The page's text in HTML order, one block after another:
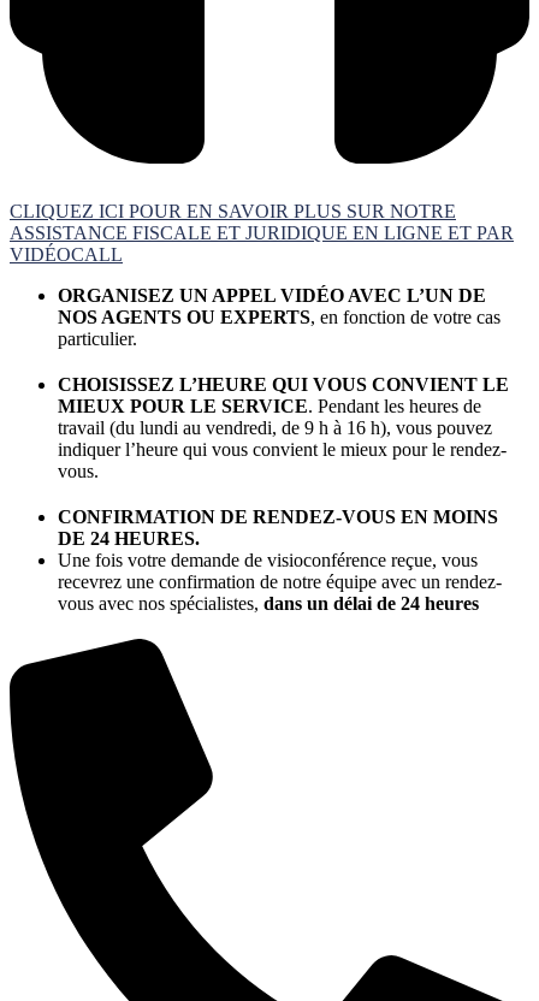
CLIQUEZ ICI POUR EN SAVOIR PLUS SUR NOTRE
ASSISTANCE FISCALE ET JURIDIQUE EN LIGNE ET PAR
VIDÉOCALL
ORGANISEZ UN APPEL VIDÉO AVEC L’UN DE
NOS AGENTS OU EXPERTS, en fonction de votre cas
particulier.
CHOISISSEZ L’HEURE QUI VOUS CONVIENT LE
MIEUX POUR LE SERVICE. Pendant les heures de
travail (du lundi au vendredi, de 9 h à 16 h), vous pouvez
indiquer l’heure qui vous convient le mieux pour le rendez-
vous.
CONFIRMATION DE RENDEZ-VOUS EN MOINS
DE 24 HEURES.
Une fois votre demande de visioconférence reçue, vous
recevrez une confirmation de notre équipe avec un rendez-
vous avec nos spécialistes, dans un délai de 24 heures